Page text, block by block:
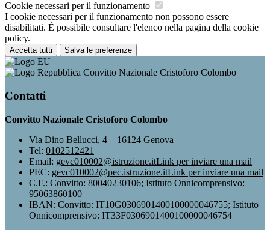
Cookie necessari per il funzionamento
I cookie necessari per il funzionamento non possono essere
disabilitati. È possibile consultare l'elenco nella pagina della cookie
policy.
Accetta tutti Salva le preferenze
Convitto Nazionale Cristoforo Colombo
Contatti
Convitto Nazionale Cristoforo Colombo
Via Dino Bellucci, 4 – 16124 Genova
Tel: 0102512421
Email: gevc010002@istruzione.itLink per inviare una mail
PEC: gevc010002@pec.istruzione.itLink per inviare una mail
C.F.: Convitto: 80040230106; Istituto Onnicomprensivo:
95063860100
IBAN: Convitto: IT10G0306901400100000046755; Istituto
Onnicomprensivo: IT33F0306901400100000046754